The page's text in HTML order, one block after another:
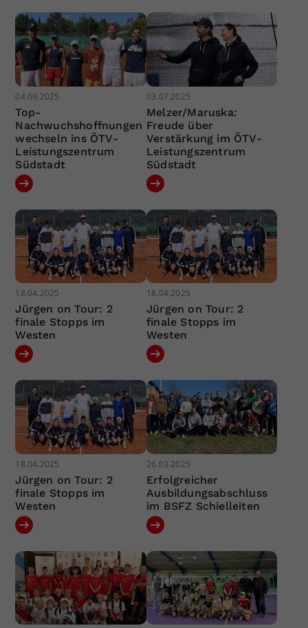
04.09.2025
Top-
Nachwuchshoffnungen
wechseln ins ÖTV-
Leistungszentrum
Südstadt
03.07.2025
Melzer/Maruska:
Freude über
Verstärkung im ÖTV-
Leistungszentrum
Südstadt
18.04.2025
Jürgen on Tour: 2
finale Stopps im
Westen
18.04.2025
Jürgen on Tour: 2
finale Stopps im
Westen
18.04.2025
Jürgen on Tour: 2
finale Stopps im
Westen
26.03.2025
Erfolgreicher
Ausbildungsabschluss
im BSFZ Schielleiten